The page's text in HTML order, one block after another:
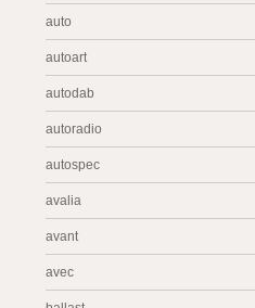
auto
autoart
autodab
autoradio
autospec
avalia
avant
avec